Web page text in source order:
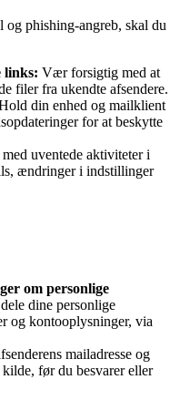
phishing-angreb, skal du
links: Vær forsigtig med at
filer fra ukendte afsendere.
din enhed og mailklient
for at beskytte
uventede aktiviteter i
ændringer i indstillinger
om personlige
dine personlige
og kontooplysninger, via
mailadresse og
før du besvarer eller